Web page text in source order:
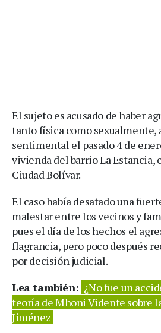
El sujeto es acusado de haber
tanto física como sexualmente,
sentimental el pasado 4 de
vivienda del barrio La Estancia,
Ciudad Bolívar.
El caso había desatado una
malestar entre los vecinos y
pues el día de los hechos el
flagrancia, pero poco después
por decisión judicial.
Lea también: ¿No fue un
teoría de Mhoni Vidente sobre
Jiménez